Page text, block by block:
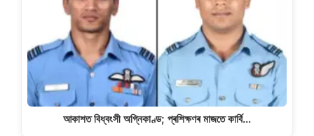
আকাশত বিধ্বংসী অগ্নিকাণ্ড; প্ৰশিক্ষণৰ মাজতে কাৰ্বি…